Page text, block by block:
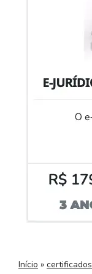
Início » certificados